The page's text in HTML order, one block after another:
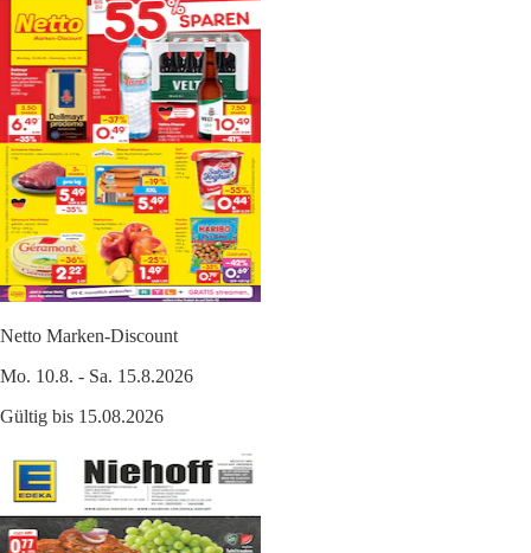
Netto Marken-Discount
Mo. 10.8. - Sa. 15.8.2026
Gültig bis 15.08.2026